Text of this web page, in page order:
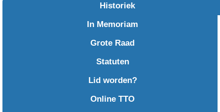
Historiek
In Memoriam
Grote Raad
Statuten
Lid worden?
Online TTO